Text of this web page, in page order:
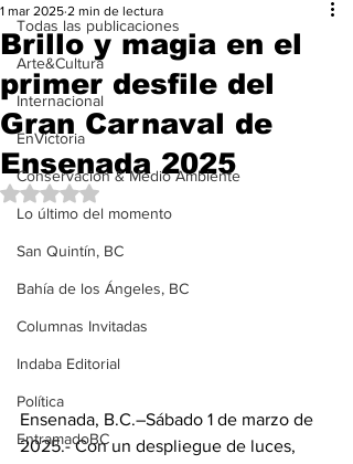
Todas las publicaciones
Arte&Cultura
Internacional
EnVictoria
Conservación & Medio Ambiente
Lo último del momento
San Quintín, BC
Bahía de los Ángeles, BC
Columnas Invitadas
Indaba Editorial
Política
EntramadoBC
Brillo y magia en el
primer desfile del
Gran Carnaval de
Ensenada 2025
1 mar 2025 2 min de lectura
Obtuvo NaN de 5 estrellas.
Ensenada, B.C.–Sábado 1 de marzo de
2025.- Con un despliegue de luces,